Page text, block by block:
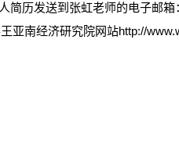
简历发送到张虹老师的电子邮
亚南经济研究院网站http://